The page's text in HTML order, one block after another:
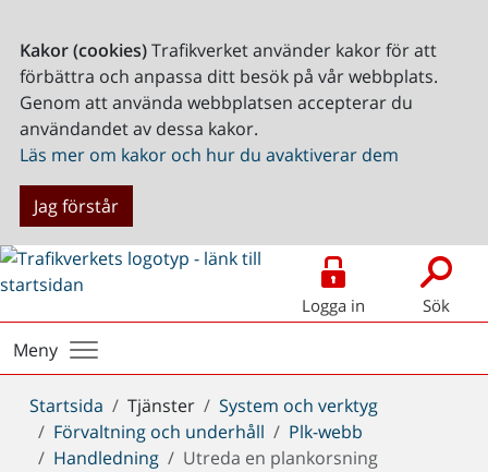
Kakor (cookies)Trafikverket använder kakor för att
förbättra och anpassa ditt besök på vår webbplats.
Genom att använda webbplatsen accepterar du
användandet av dessa kakor.
Läs mer om kakor och hur du avaktiverar dem
Jag förstår
Logga in Sök
Meny
Du
är
här:
Startsida Tjänster
System och verktyg
Förvaltning och underhåll
Plk-webb
Handledning
Utreda en plankorsning